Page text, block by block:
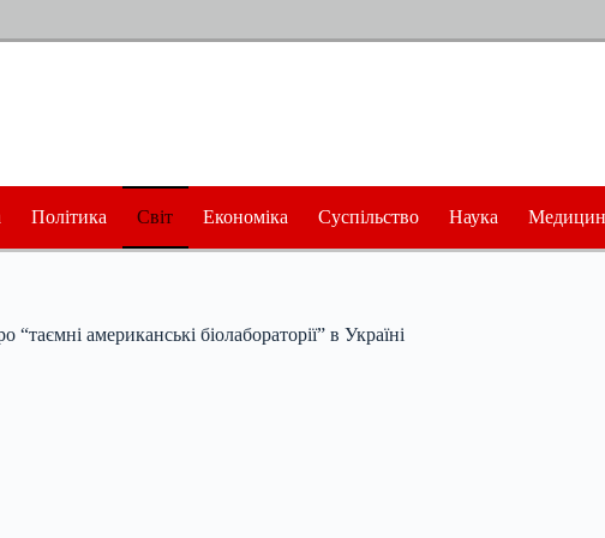
Політика Світ Економіка Суспільство Наука
американські біолабораторії” в Україні